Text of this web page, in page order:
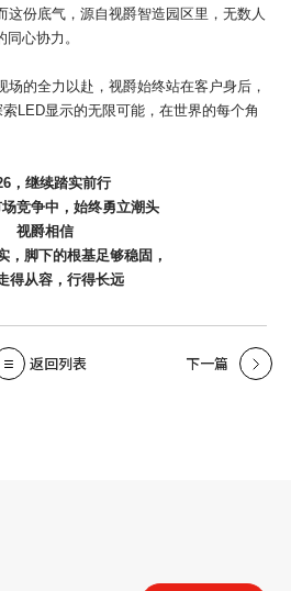
这份底气，源自视爵智造园区里，无数人
同心协力。
场的全力以赴，视爵始终站在客户身后，
LED显示的无限可能，在世界的每个角
，继续踏实前行
竞争中，始终勇立潮头
视爵相信
，脚下的根基足够稳固，
得从容，行得长远
返回列表 下一篇